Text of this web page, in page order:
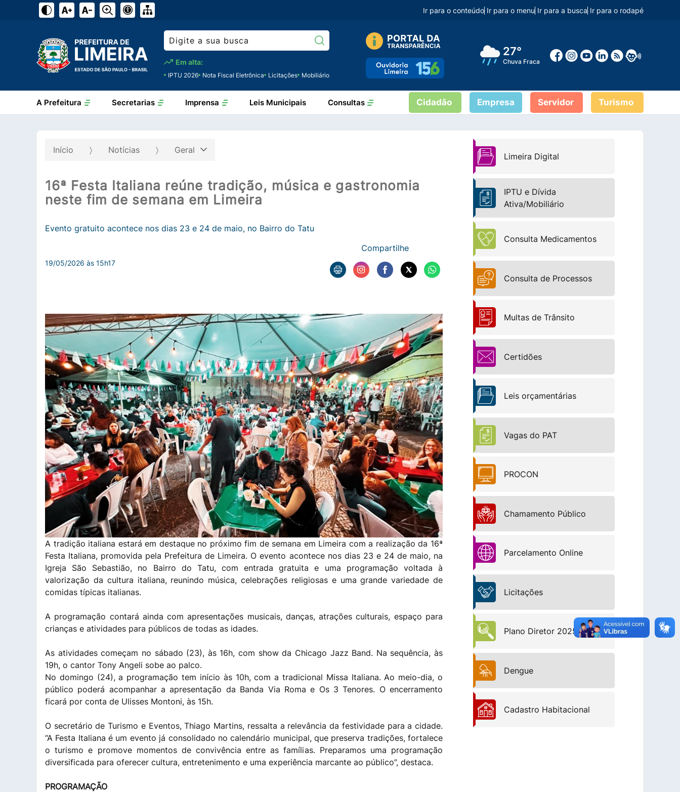
Ir para o conteúdo Ir para o menu Ir para a busca Ir para o rodapé
Pesquisar:
Em alta:
IPTU 2026 Nota Fiscal Eletrônica Licitações Mobiliário
27°
Chuva Fraca
Leis Municipais
A Prefeitura Secretarias Imprensa Consultas Cidadão Empresa Servidor Turismo
Início Notícias Geral
16ª Festa Italiana reúne tradição, música e gastronomia
neste fim de semana em Limeira
Evento gratuito acontece nos dias 23 e 24 de maio, no Bairro do Tatu
19/05/2026 às 15h17
Compartilhe
A tradição italiana estará em destaque no próximo fim de semana em Limeira com a realização da 16ª
Festa Italiana, promovida pela Prefeitura de Limeira. O evento acontece nos dias 23 e 24 de maio, na
Igreja São Sebastião, no Bairro do Tatu, com entrada gratuita e uma programação voltada à
valorização da cultura italiana, reunindo música, celebrações religiosas e uma grande variedade de
comidas típicas italianas.
A programação contará ainda com apresentações musicais, danças, atrações culturais, espaço para
crianças e atividades para públicos de todas as idades.
As atividades começam no sábado (23), às 16h, com show da Chicago Jazz Band. Na sequência, às
19h, o cantor Tony Angeli sobe ao palco.
No domingo (24), a programação tem início às 10h, com a tradicional Missa Italiana. Ao meio-dia, o
público poderá acompanhar a apresentação da Banda Via Roma e Os 3 Tenores. O encerramento
ficará por conta de Ulisses Montoni, às 15h.
O secretário de Turismo e Eventos, Thiago Martins, ressalta a relevância da festividade para a cidade.
“A Festa Italiana é um evento já consolidado no calendário municipal, que preserva tradições, fortalece
o turismo e promove momentos de convivência entre as famílias. Preparamos uma programação
diversificada para oferecer cultura, entretenimento e uma experiência marcante ao público”, destaca.
PROGRAMAÇÃO
Limeira Digital
IPTU e Dívida
Ativa/Mobiliário
Consulta Medicamentos
Consulta de Processos
Multas de Trânsito
Certidões
Leis orçamentárias
Vagas do PAT
PROCON
Chamamento Público
Parcelamento Online
Licitações
Plano Diretor 2025-2035
Dengue
Cadastro Habitacional